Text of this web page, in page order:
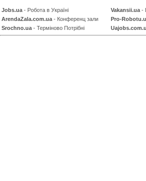
Jobs.ua - Робота в Україні Vakansii.ua -
ArendaZala.com.ua - Конференц зали Pro-
Srochno.ua - Терміново Потрібні